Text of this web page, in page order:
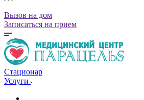
Вызов на дом
Записаться на прием
Стационар
Услуги